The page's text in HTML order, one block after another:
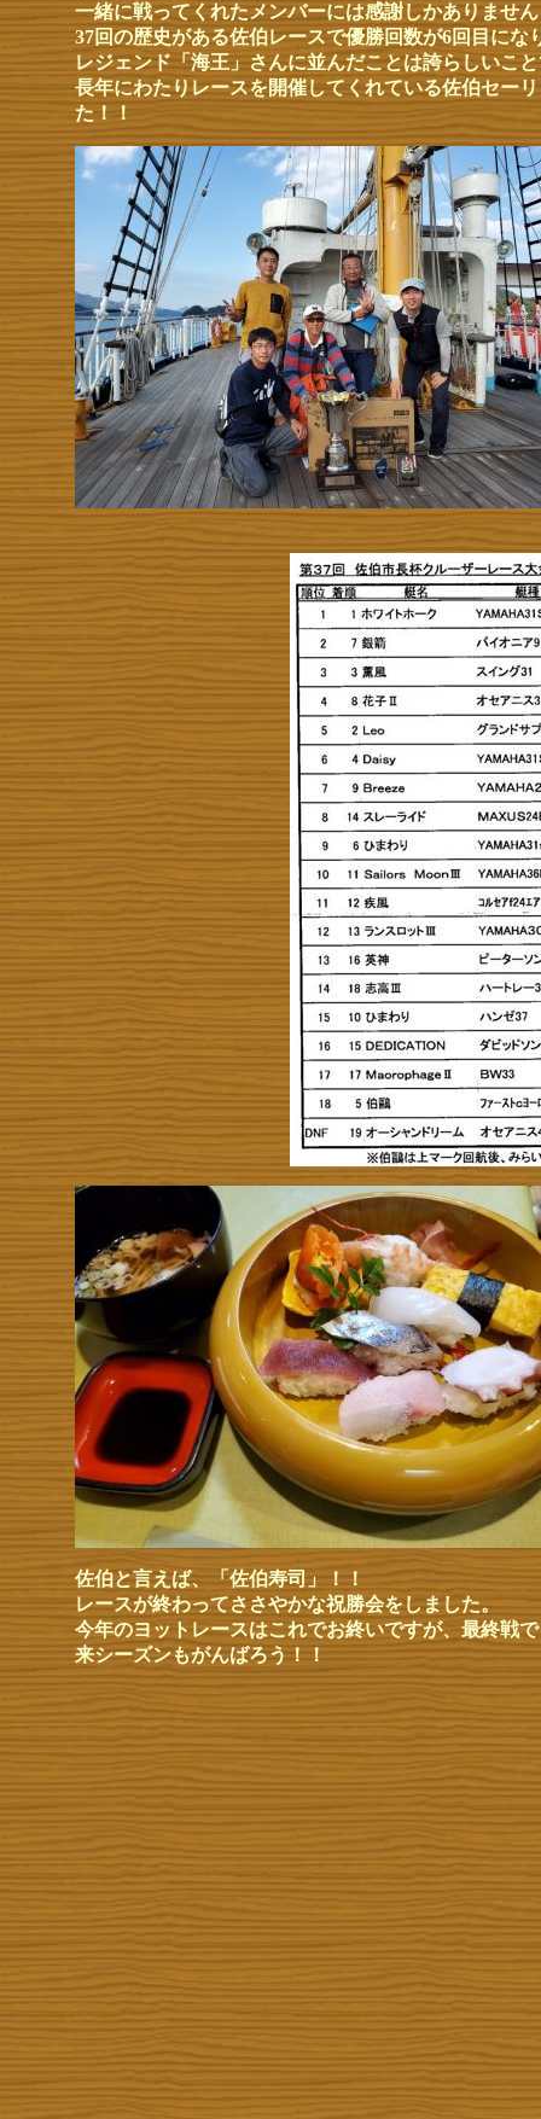
一緒に戦ってくれたメンバーには感謝しかありませ
37回の歴史がある佐伯レースで優勝回数が6回目にな
レジェンド「海王」さんに並んだことは誇らしいこ
長年にわたりレースを開催してくれている佐伯セー
た！！
佐伯と言えば、「佐伯寿司」！！
レースが終わってささやかな祝勝会をしました。
今年のヨットレースはこれでお終いですが、最終戦
来シーズンもがんばろう！！